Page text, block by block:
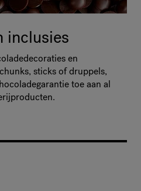
inclusies
en
sticks of druppels,
toe aan al